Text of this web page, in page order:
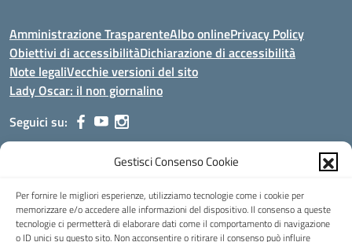
Gestisci Consenso Cookie
Per fornire le migliori esperienze, utilizziamo tecnologie come i cookie per
memorizzare e/o accedere alle informazioni del dispositivo. Il consenso a queste
tecnologie ci permetterà di elaborare dati come il comportamento di navigazione
o ID unici su questo sito. Non acconsentire o ritirare il consenso può influire
Amministrazione TrasparenteAlbo onlinePrivacy Policy
Obiettivi di accessibilitàDichiarazione di accessibilità
Note legaliVecchie versioni del sito
Lady Oscar: il non giornalino
Seguici su:
Viale Aldo Moro, 51 - 24021 Albino (Bg)
Posta elettronica certificata (PEC):bgis00900b@pec.istruzione.it
Codice fiscale: 95002390169